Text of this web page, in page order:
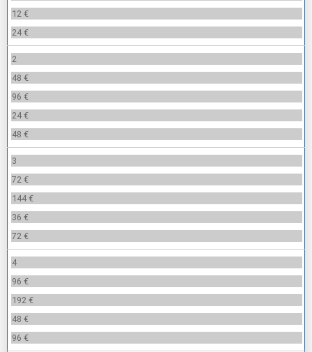
12 €
24 €
2
48 €
96 €
24 €
48 €
3
72 €
144 €
36 €
72 €
4
96 €
192 €
48 €
96 €